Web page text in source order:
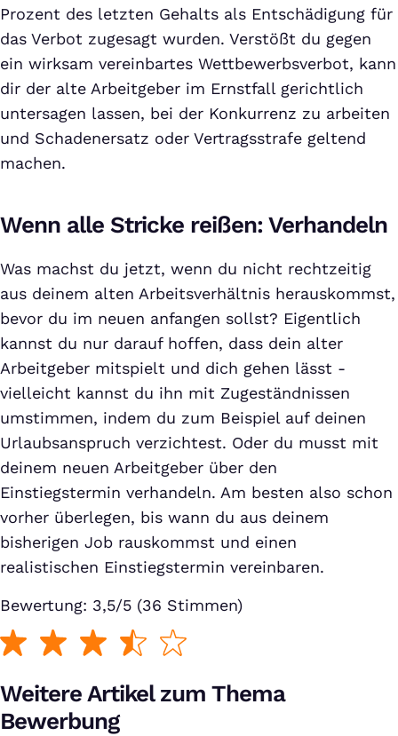
Prozent des letzten Gehalts als Entschädigung für
das Verbot zugesagt wurden. Verstößt du gegen
ein wirksam vereinbartes Wettbewerbsverbot, kann
dir der alte Arbeitgeber im Ernstfall gerichtlich
untersagen lassen, bei der Konkurrenz zu arbeiten
und Schadenersatz oder Vertragsstrafe geltend
machen.
Wenn alle Stricke reißen: Verhandeln
Was machst du jetzt, wenn du nicht rechtzeitig
aus deinem alten Arbeitsverhältnis herauskommst,
bevor du im neuen anfangen sollst? Eigentlich
kannst du nur darauf hoffen, dass dein alter
Arbeitgeber mitspielt und dich gehen lässt -
vielleicht kannst du ihn mit Zugeständnissen
umstimmen, indem du zum Beispiel auf deinen
Urlaubsanspruch verzichtest. Oder du musst mit
deinem neuen Arbeitgeber über den
Einstiegstermin verhandeln. Am besten also schon
vorher überlegen, bis wann du aus deinem
bisherigen Job rauskommst und einen
realistischen Einstiegstermin vereinbaren.
Bewertung: 3,5/5 (36 Stimmen)
Weitere Artikel zum Thema
Bewerbung